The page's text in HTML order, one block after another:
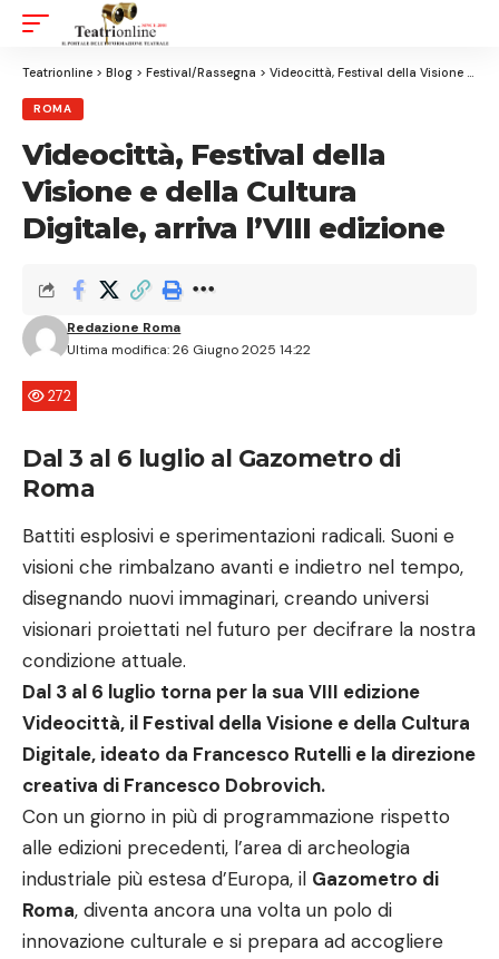
Resizer
Teatrionline > Blog > Festival/Rassegna > Videocittà, Festival della Visione e della Cultura Digitale, arriva l’VIII edizione
ROMA
Videocittà, Festival della
Visione e della Cultura
Digitale, arriva l’VIII edizione
Ultima modifica: 26 Giugno 2025 14:22
Redazione Roma
272
Dal 3 al 6 luglio al Gazometro di
Roma
Battiti esplosivi e sperimentazioni radicali. Suoni e
visioni che rimbalzano avanti e indietro nel tempo,
disegnando nuovi immaginari, creando universi
visionari proiettati nel futuro per decifrare la nostra
condizione attuale.
Dal 3 al 6 luglio torna per la sua VIII edizione
Videocittà, il Festival della Visione e della Cultura
Digitale, ideato da Francesco Rutelli e la direzione
creativa di Francesco Dobrovich.
Con un giorno in più di programmazione rispetto
alle edizioni precedenti, l’area di archeologia
industriale più estesa d’Europa, il Gazometro di
Roma, diventa ancora una volta un polo di
innovazione culturale e si prepara ad accogliere